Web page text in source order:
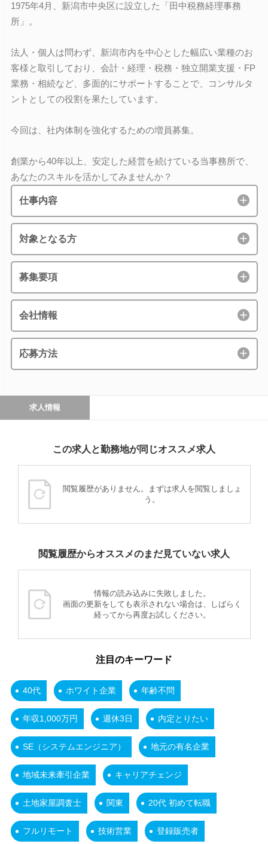
1975年4月、新潟市中央区に設立した「田中税務経理事務
所」。
法人・個人は問わず、新潟市内を中心とした幅広い業種のお
客様と取引しており、会計・経理・税務・独立開業支援・FP
業務・相続など、多面的にサポートすることで、コンサルタ
ントとしての役割を果たしています。
今回は、社内体制を強化するための増員募集。
創業から40年以上、安定した経営を続けている当事務所で、
あなたのスキルを活かしてみませんか？
仕事内容
対象となる方
募集要項
会社情報
応募方法
求人情報
この求人と勤務地が同じオススメ求人
閲覧履歴がありません。まずは求人を閲覧しましょ
う。
閲覧履歴からオススメのまだ見ていない求人
情報の読み込みに失敗しました。
画面の更新をしても表示されない場合は、しばらく
経ってから再度お試しください。
注目のキーワード
40代 ホワイト企業 年齢不問
年収1,000万円 週休3日 内定とりたい
SE（システムエンジニア） 地元の有名企業
地域未来牽引企業 キャリアチェンジ
土地家屋調査士 関東 20代 初めて転職
フルリモート 技術営業 登録販売者